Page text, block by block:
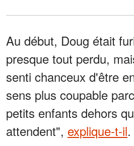
Au début, Doug était
presque tout perdu,
senti chanceux d'être
sens plus coupable
petits enfants dehors
attendent", explique-t-il.